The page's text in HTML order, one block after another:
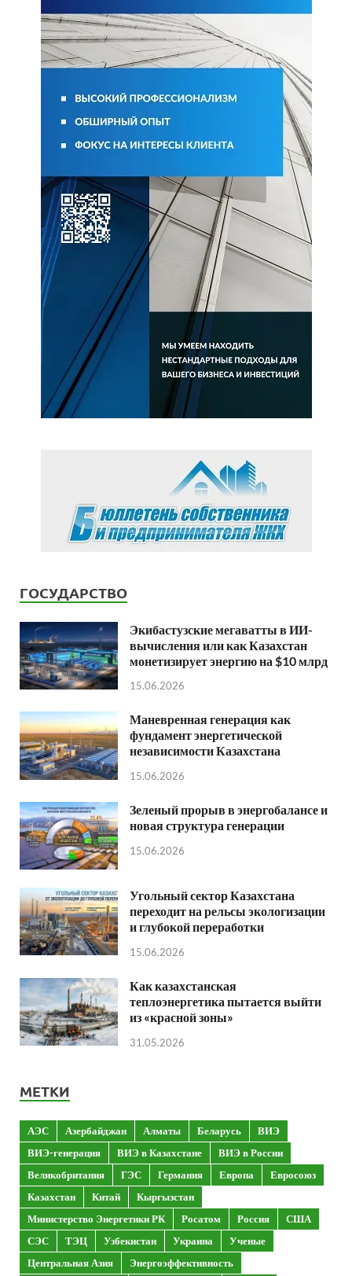
ГОСУДАРСТВО
Экибастузские мегаватты в ИИ-
вычисления или как Казахстан
монетизирует энергию на $10 млрд
15.06.2026
Маневренная генерация как
фундамент энергетической
независимости Казахстана
15.06.2026
Зеленый прорыв в энергобалансе и
новая структура генерации
15.06.2026
Угольный сектор Казахстана
переходит на рельсы экологизации
и глубокой переработки
15.06.2026
Как казахстанская
теплоэнергетика пытается выйти
из «красной зоны»
31.05.2026
МЕТКИ
АЭС Азербайджан Алматы Беларусь
ВИЭ
ВИЭ-генерация
ВИЭ в Казахстане
ВИЭ в России
Великобритания
ГЭС Германия Европа
Евросоюз
Казахстан
Китай
Кыргызстан
Министерство Энергетики РК
Росатом Россия
США
СЭС
ТЭЦ Узбекистан Украина
Ученые
Центральная Азия
Энергоэффективность